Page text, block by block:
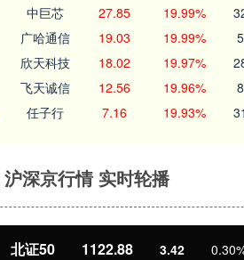
中巨芯 27.85 19.99%
广哈通信 19.03 19.99%
欣天科技 18.02 19.97%
飞天诚信 12.56 19.96%
任子行 7.16 19.93%
沪深京行情 实时轮播
北证50 1122.88 3.42